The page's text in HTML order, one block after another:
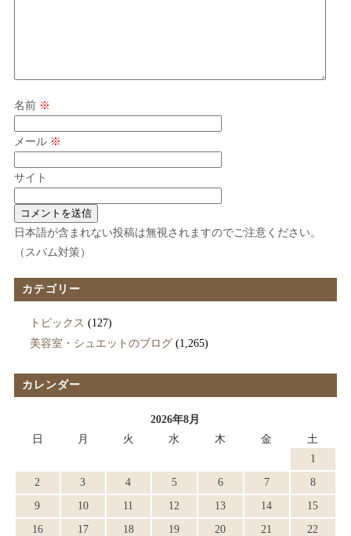
名前 ※
メール ※
サイト
日本語が含まれない投稿は無視されますのでご注意ください。
（スパム対策）
カテゴリー
トピックス (127)
美容室・シュエットのブログ(1,265)
カレンダー
2026年8月
日
月 火 水 木 金
土
1
2
3 4 5 6 7
8
9
10 11 12 13 14
15
16
17 18 19 20 21
22